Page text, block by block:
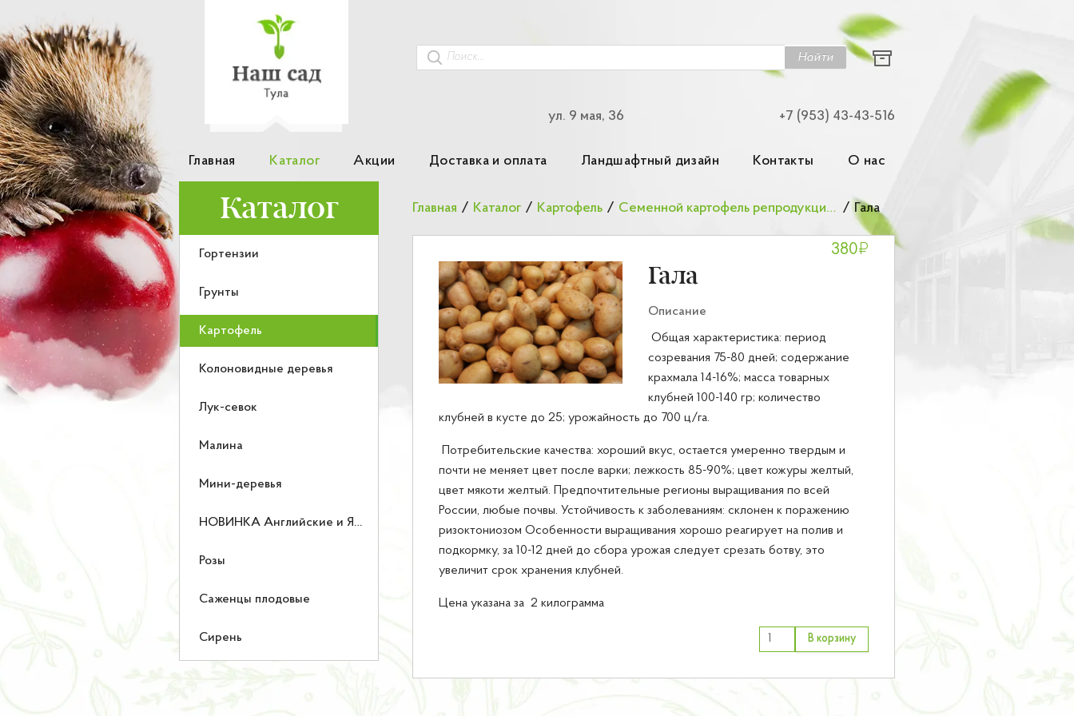
Найти
ул. 9 мая, 36 +7 (953) 43-43-516
Главная Каталог Акции Доставка и оплата Ландшафтный дизайн Контакты О нас
Каталог
Гортензии
Грунты
Картофель
Колоновидные деревья
Лук-севок
Малина
Мини-деревья
НОВИНКА Английские и Японские розы
Розы
Саженцы плодовые
Сирень
Главная / Каталог / Картофель / Семенной картофель репродукции элита / Гала
Гала
380₽
Описание
Общая характеристика: период
созревания 75-80 дней; содержание
крахмала 14-16%; масса товарных
клубней 100-140 гр; количество
клубней в кусте до 25; урожайность до 700 ц/га.
Потребительские качества: хороший вкус, остается умеренно твердым и
почти не меняет цвет после варки; лежкость 85-90%; цвет кожуры желтый,
цвет мякоти желтый. Предпочтительные регионы выращивания по всей
России, любые почвы. Устойчивость к заболеваниям: склонен к поражению
ризоктониозом Особенности выращивания хорошо реагирует на полив и
подкормку, за 10-12 дней до сбора урожая следует срезать ботву, это
увеличит срок хранения клубней.
Цена указана за 2 килограмма
В корзину